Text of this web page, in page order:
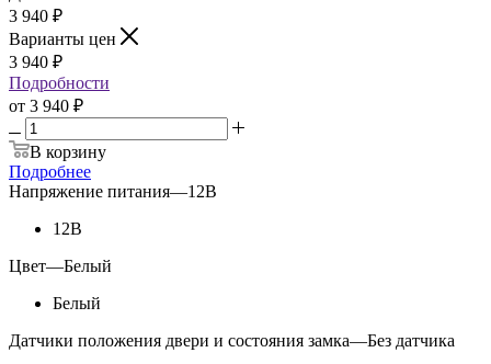
3 940 ₽
Варианты цен
3 940 ₽
Подробности
от 3 940 ₽
В корзину
Подробнее
Напряжение питания—12В
12В
Цвет—Белый
Белый
Датчики положения двери и состояния замка—Без датчика